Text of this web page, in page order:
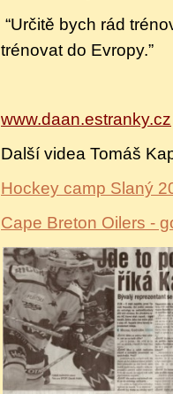
“Určitě bych rád
trénovat do Evropy.”
www.daan.estranky.cz
Další videa Tomáš
Hockey camp Slaný
Cape Breton Oilers -